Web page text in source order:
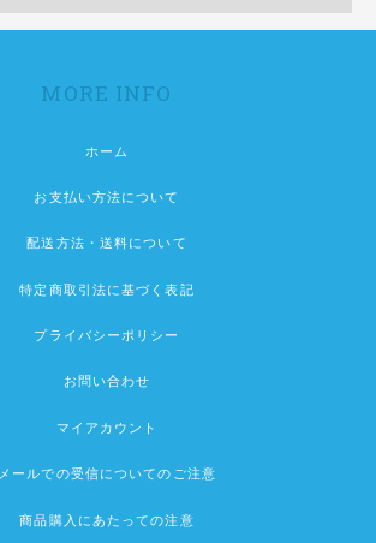
MORE INFO
ホーム
お支払い方法について
配送方法・送料について
特定商取引法に基づく表記
プライバシーポリシー
お問い合わせ
マイアカウント
メールでの受信についてのご注意
商品購入にあたっての注意